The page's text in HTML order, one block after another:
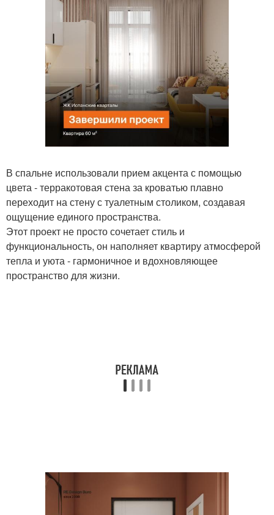
В спальне использовали прием акцента с помощью
цвета - терракотовая стена за кроватью плавно
переходит на стену с туалетным столиком, создавая
ощущение единого пространства.
Этот проект не просто сочетает стиль и
функциональность, он наполняет квартиру атмосферой
тепла и уюта - гармоничное и вдохновляющее
пространство для жизни.